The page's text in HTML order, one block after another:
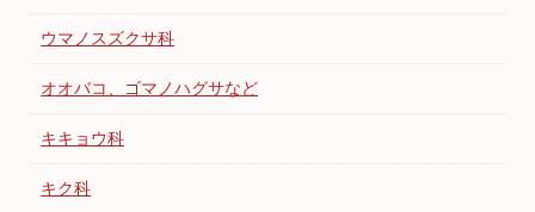
ウマノスズクサ科
オオバコ、ゴマノハグサなど
キキョウ科
キク科